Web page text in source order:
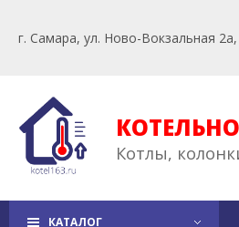
г. Самара, ул. Ново-Вокзальная
Котлы,
КАТАЛОГ